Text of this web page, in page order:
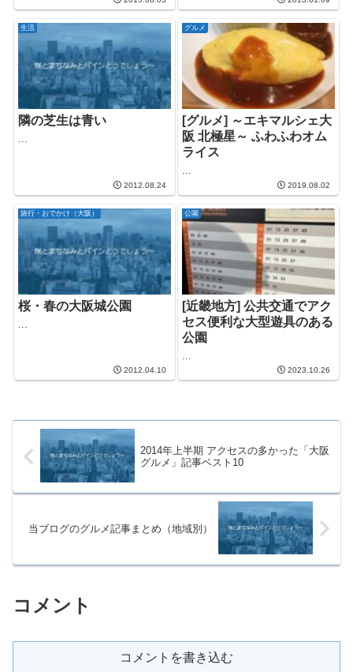
生活
隣の芝生は青い
...
2012.08.24
グルメ
[グルメ] ～エキマルシェ大
阪 北極星～ ふわふわオム
ライス
...
2019.08.02
旅行・おでかけ（大阪）
桜・春の大阪城公園
...
2012.04.10
公園
[近畿地方] 公共交通でアク
セス便利な大型遊具のある
公園
...
2023.10.26
2014年上半期 アクセスの多かった「大阪
グルメ」記事ベスト10
当ブログのグルメ記事まとめ（地域別）
コメント
コメントを書き込む